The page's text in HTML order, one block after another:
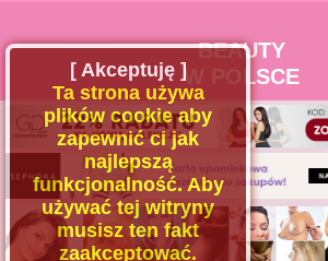
BEAUTY
W POLSCE
[ Akceptuję ]
Ta strona używa
plików cookie aby
zapewnić ci jak
najlepszą
funkcjonalność. Aby
używać tej witryny
musisz ten fakt
zaakceptować.